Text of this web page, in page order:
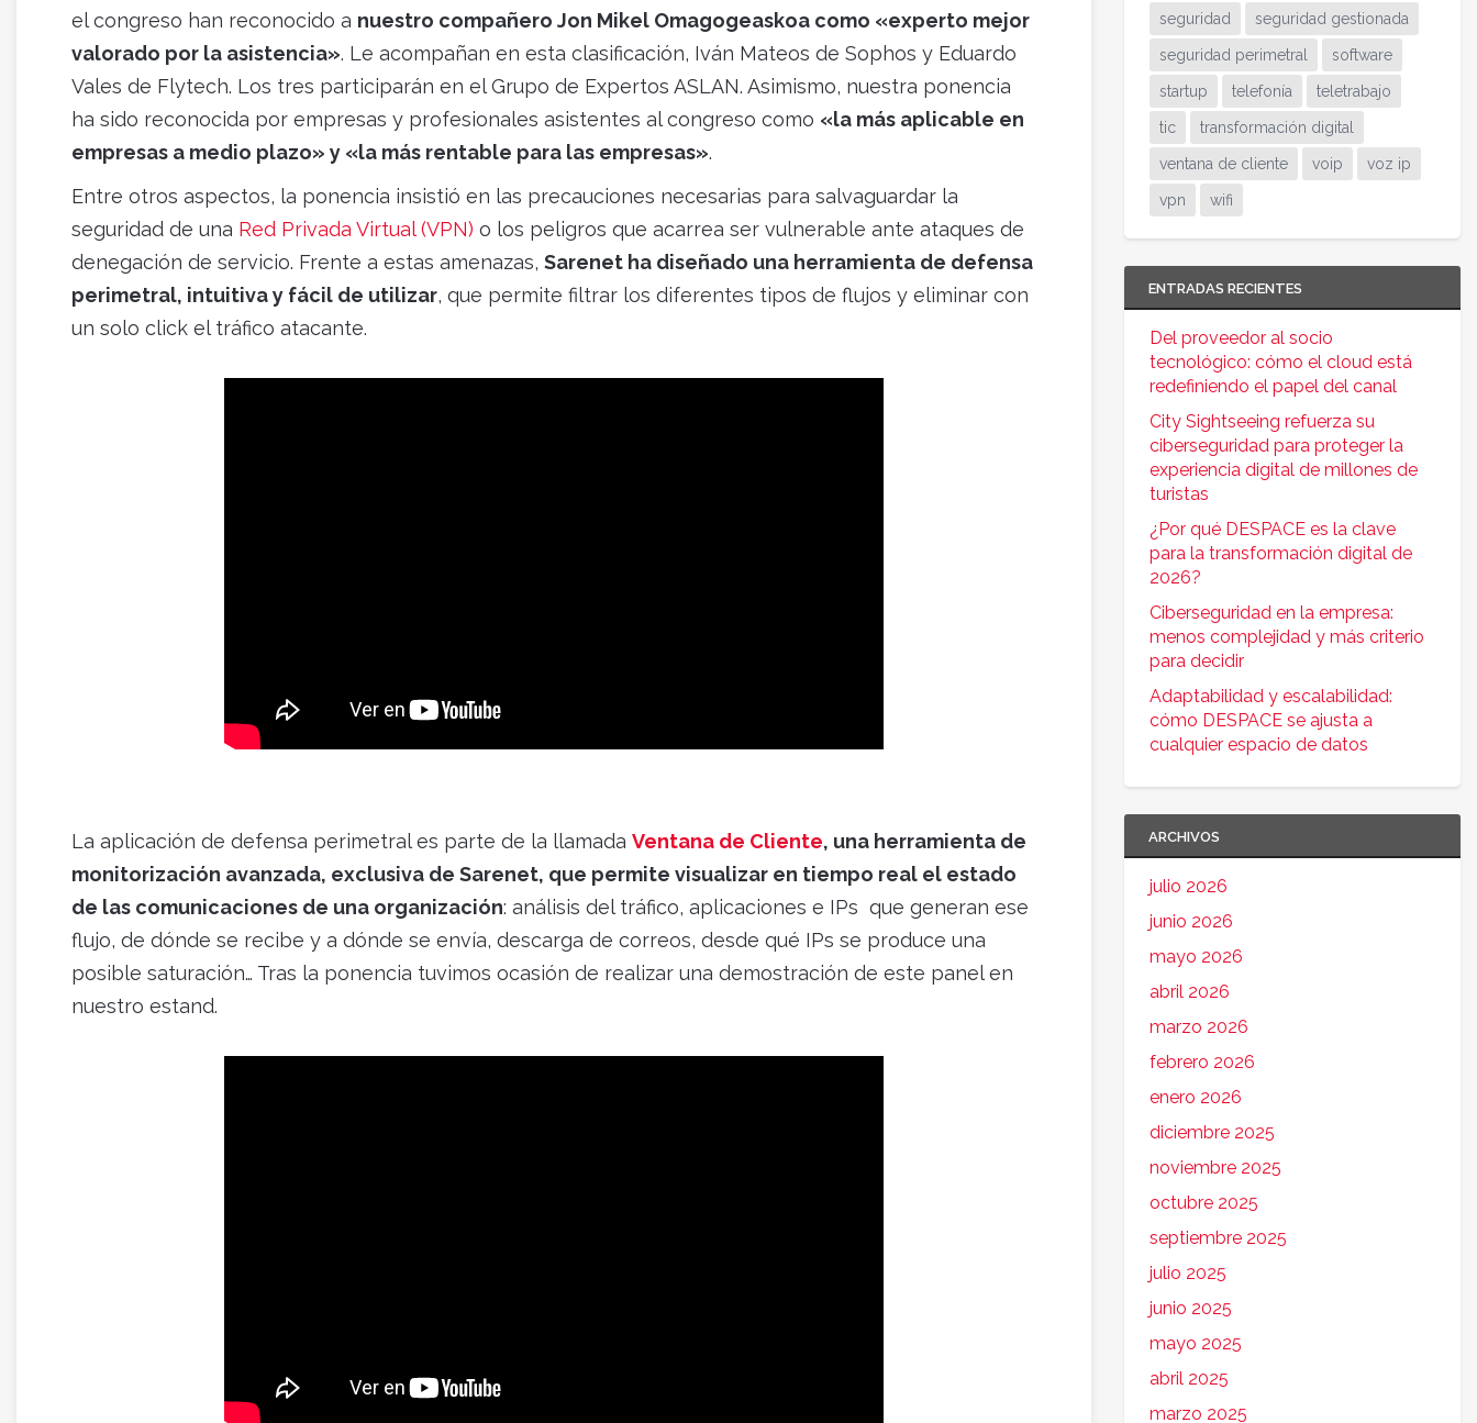
el congreso han reconocido a nuestro compañero Jon Mikel Omagogeaskoa como «experto mejor
valorado por la asistencia». Le acompañan en esta clasificación, Iván Mateos de Sophos y Eduardo
Vales de Flytech. Los tres participarán en el Grupo de Expertos ASLAN. Asimismo, nuestra ponencia
ha sido reconocida por empresas y profesionales asistentes al congreso como «la más aplicable en
empresas a medio plazo» y «la más rentable para las empresas».
Entre otros aspectos, la ponencia insistió en las precauciones necesarias para salvaguardar la
seguridad de una Red Privada Virtual (VPN) o los peligros que acarrea ser vulnerable ante ataques de
denegación de servicio. Frente a estas amenazas, Sarenet ha diseñado una herramienta de defensa
perimetral, intuitiva y fácil de utilizar, que permite filtrar los diferentes tipos de flujos y eliminar con
un solo click el tráfico atacante.
La aplicación de defensa perimetral es parte de la llamada Ventana de Cliente, una herramienta de
monitorización avanzada, exclusiva de Sarenet, que permite visualizar en tiempo real el estado
de las comunicaciones de una organización: análisis del tráfico, aplicaciones e IPs que generan ese
flujo, de dónde se recibe y a dónde se envía, descarga de correos, desde qué IPs se produce una
posible saturación… Tras la ponencia tuvimos ocasión de realizar una demostración de este panel en
nuestro estand.
seguridad seguridad gestionada
seguridad perimetral software
startup telefonía teletrabajo
tic transformación digital
ventana de cliente voip voz ip
vpn wifi
ENTRADAS RECIENTES
Del proveedor al socio
tecnológico: cómo el cloud está
redefiniendo el papel del canal
City Sightseeing refuerza su
ciberseguridad para proteger la
experiencia digital de millones de
turistas
¿Por qué DESPACE es la clave
para la transformación digital de
2026?
Ciberseguridad en la empresa:
menos complejidad y más criterio
para decidir
Adaptabilidad y escalabilidad:
cómo DESPACE se ajusta a
cualquier espacio de datos
ARCHIVOS
julio 2026
junio 2026
mayo 2026
abril 2026
marzo 2026
febrero 2026
enero 2026
diciembre 2025
noviembre 2025
octubre 2025
septiembre 2025
julio 2025
junio 2025
mayo 2025
abril 2025
marzo 2025